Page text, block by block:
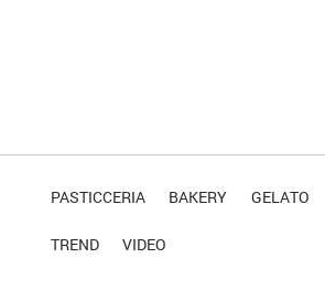
PASTICCERIA BAKERY GELATO
TREND VIDEO